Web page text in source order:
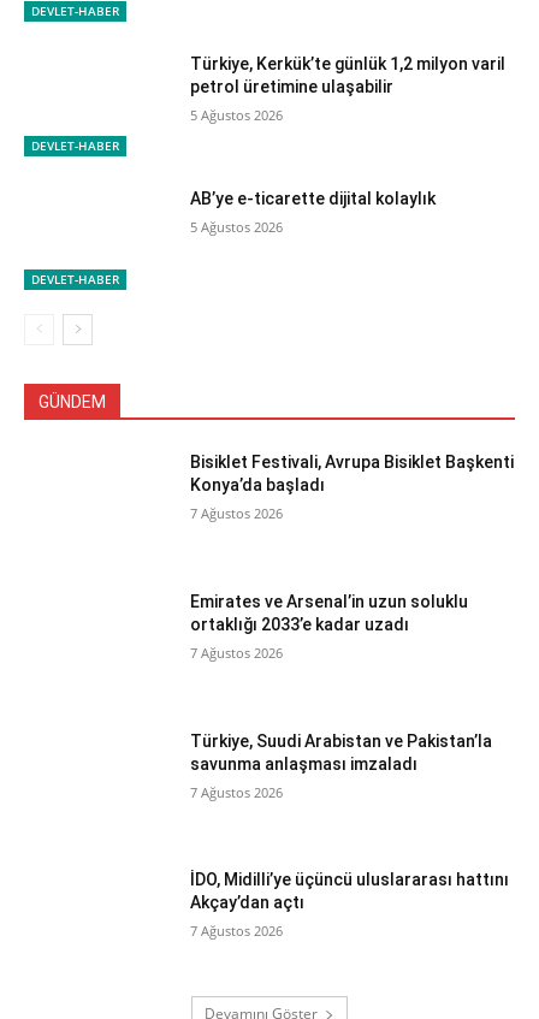
DEVLET-HABER
DEVLET-HABER
Türkiye, Kerkük’te günlük 1,2 milyon varil
petrol üretimine ulaşabilir
5 Ağustos 2026
DEVLET-HABER
AB’ye e-ticarette dijital kolaylık
5 Ağustos 2026
GÜNDEM
Bisiklet Festivali, Avrupa Bisiklet Başkenti
Konya’da başladı
7 Ağustos 2026
Emirates ve Arsenal’in uzun soluklu
ortaklığı 2033’e kadar uzadı
7 Ağustos 2026
Türkiye, Suudi Arabistan ve Pakistan’la
savunma anlaşması imzaladı
7 Ağustos 2026
İDO, Midilli’ye üçüncü uluslararası hattını
Akçay’dan açtı
7 Ağustos 2026
Devamını Göster